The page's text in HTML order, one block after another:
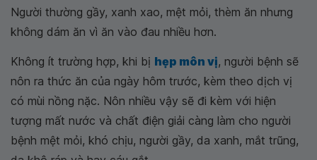
Người thường gầy, xanh xao, mệt mỏi, thèm ăn nhưng
không dám ăn vì ăn vào đau nhiều hơn.
Không ít trường hợp, khi bị hẹp môn vị, người bệnh sẽ
nôn ra thức ăn của ngày hôm trước, kèm theo dịch vị
có mùi nồng nặc. Nôn nhiều vậy sẽ đi kèm với hiện
tượng mất nước và chất điện giải càng làm cho người
bệnh mệt mỏi, khó chịu, người gầy, da xanh, mắt trũng,